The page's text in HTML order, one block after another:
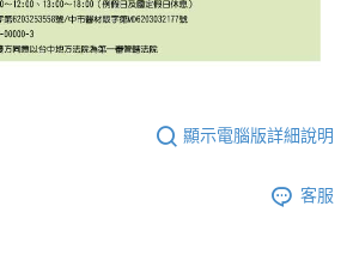
顯示電腦版詳細說明
客服